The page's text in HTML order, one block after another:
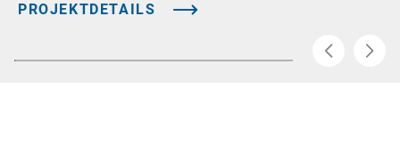
PROJEKTDETAILS